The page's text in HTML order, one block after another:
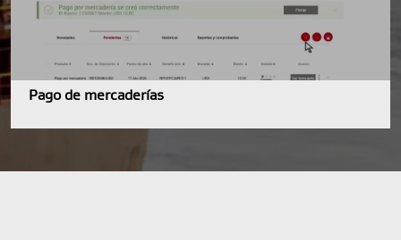
Pago de mercaderías